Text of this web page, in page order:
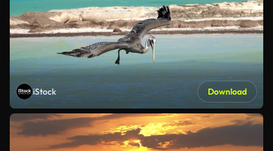
iStock Download